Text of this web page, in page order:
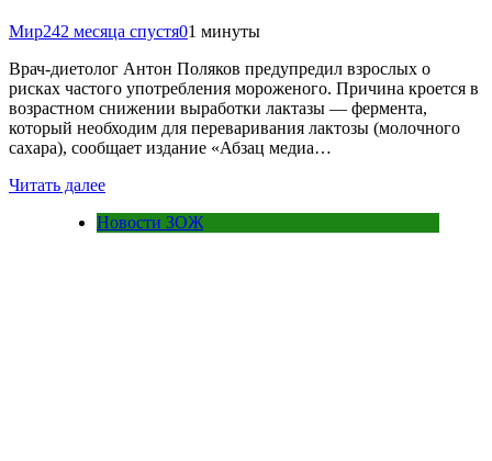
Мир242 месяца спустя01 минуты
Врач‑диетолог Антон Поляков предупредил взрослых о
рисках частого употребления мороженого. Причина кроется в
возрастном снижении выработки лактазы — фермента,
который необходим для переваривания лактозы (молочного
сахара), сообщает издание «Абзац медиа…
Читать далее
Новости ЗОЖ